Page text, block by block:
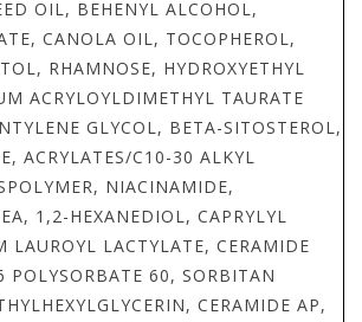
OIL, BEHENYL ALCOHOL,
CANOLA OIL, TOCOPHEROL,
RHAMNOSE, HYDROXYETHYL
ACRYLOYLDIMETHYL TAURATE
GLYCOL, BETA-SITOSTEROL,
ACRYLATES/C10-30 ALKYL
NIACINAMIDE,
1,2-HEXANEDIOL, CAPRYLYL
LAUROYL LACTYLATE, CERAMIDE
POLYSORBATE 60, SORBITAN
CERAMIDE AP,